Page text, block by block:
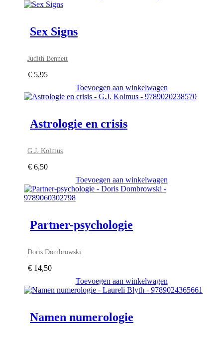
Sex Signs
Judith Bennett
€ 5,95
Toevoegen aan winkelwagen
Astrologie en crisis
G.J. Kolmus
€ 6,50
Toevoegen aan winkelwagen
Partner-psychologie
Doris Dombrowski
€ 14,50
Toevoegen aan winkelwagen
Namen numerologie